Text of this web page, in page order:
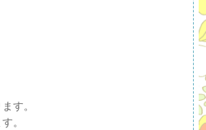
す。
。